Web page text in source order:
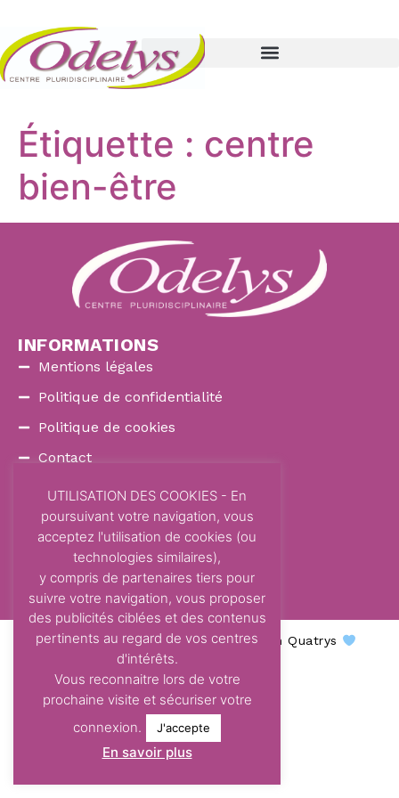
Étiquette : centre
bien-être
INFORMATIONS
Mentions légales
Politique de confidentialité
Politique de cookies
Contact
COORDONNÉES
87 Avenue Dom Vayssette
Route de Brens
81600 Gaillac
contact@centre-odelys.fr
Centre Odelys © 2026 - Une création Quatrys
UTILISATION DES COOKIES - En
poursuivant votre navigation, vous
acceptez l'utilisation de cookies (ou
technologies similaires),
y compris de partenaires tiers pour
suivre votre navigation, vous proposer
des publicités ciblées et des contenus
pertinents au regard de vos centres
d'intérêts.
Vous reconnaitre lors de votre
prochaine visite et sécuriser votre
connexion.
J'accepte
En savoir plus